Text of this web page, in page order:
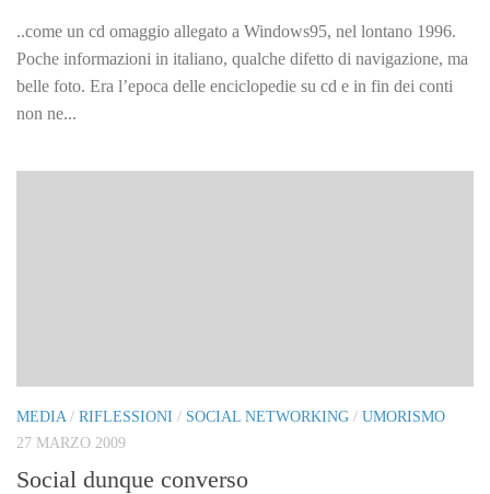
..come un cd omaggio allegato a Windows95, nel lontano 1996.
Poche informazioni in italiano, qualche difetto di navigazione, ma
belle foto. Era l’epoca delle enciclopedie su cd e in fin dei conti
non ne...
MEDIA / RIFLESSIONI / SOCIAL NETWORKING / UMORISMO
27 MARZO 2009
Social dunque converso